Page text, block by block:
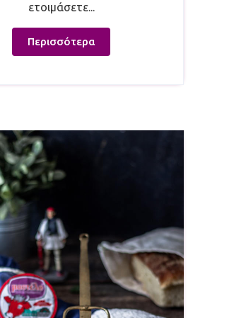
ετοιμάσετε...
Περισσότερα